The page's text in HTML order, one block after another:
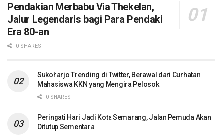
Pendakian Merbabu Via Thekelan,
Jalur Legendaris bagi Para Pendaki
Era 80-an
0 SHARES
Sukoharjo Trending di Twitter, Berawal dari Curhatan
Mahasiswa KKN yang Mengira Pelosok
0 SHARES
Peringati Hari Jadi Kota Semarang, Jalan Pemuda Akan
Ditutup Sementara